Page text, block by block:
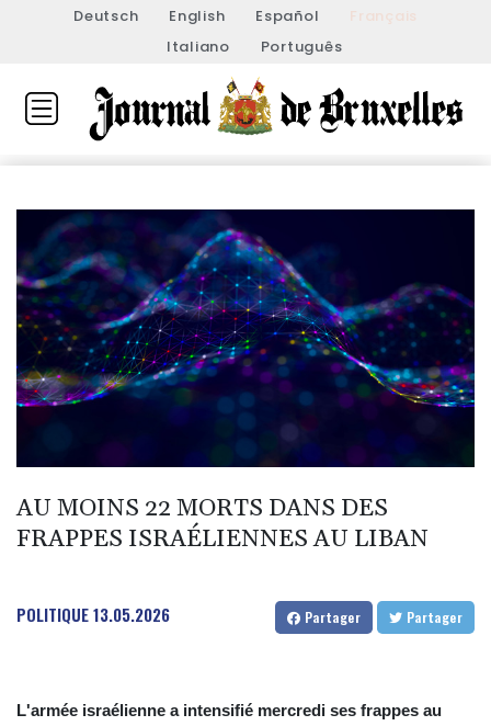
Deutsch English Español
Français
Italiano
Português
AU MOINS 22 MORTS DANS DES
FRAPPES ISRAÉLIENNES AU LIBAN
POLITIQUE13.05.2026 Partager Partager
L'armée israélienne a intensifié mercredi ses frappes au